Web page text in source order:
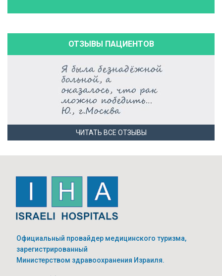
ОТЗЫВЫ ПАЦИЕНТОВ
ЧИТАТЬ ВСЕ ОТЗЫВЫ
Официальный провайдер медицинского туризма,
зарегистрированный
Министерством здравоохранения Израиля.